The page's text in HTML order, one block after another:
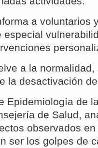
a voluntarios
a la
la desactivación
Epidemiología de
de Salud,
observados
ser los golpes de